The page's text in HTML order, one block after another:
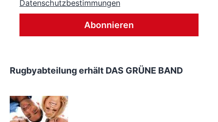
Datenschutzbestimmungen
Rugbyabteilung erhält DAS GRÜNE BAND